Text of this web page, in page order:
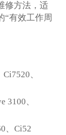
修方法，适
“有效工作周
、
3100、
、Ci52